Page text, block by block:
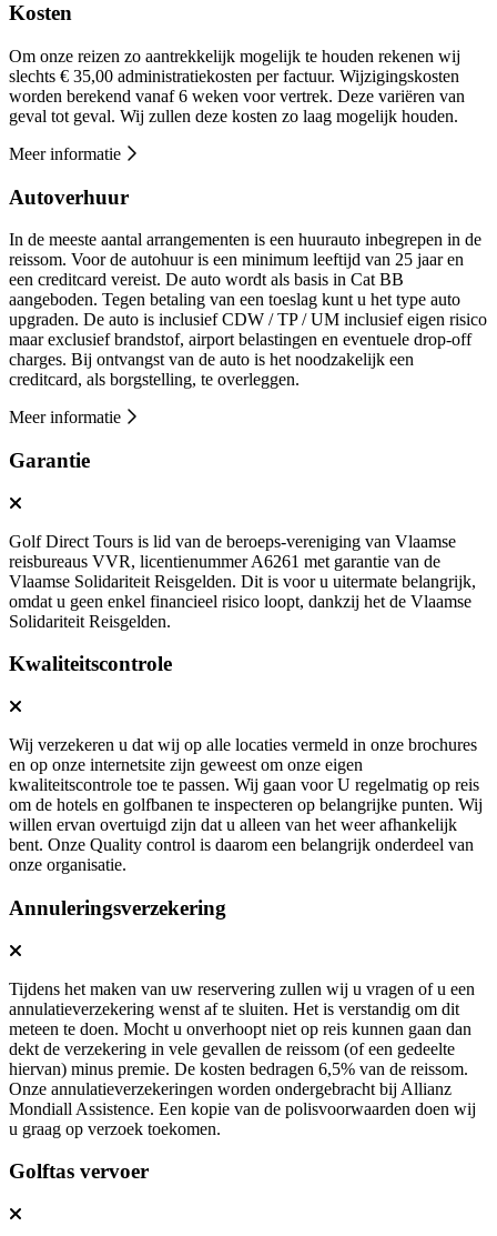
Kosten
Om onze reizen zo aantrekkelijk mogelijk te houden rekenen wij
slechts € 35,00 administratiekosten per factuur. Wijzigingskosten
worden berekend vanaf 6 weken voor vertrek. Deze variëren van
geval tot geval. Wij zullen deze kosten zo laag mogelijk houden.
Meer informatie
Autoverhuur
In de meeste aantal arrangementen is een huurauto inbegrepen in de
reissom. Voor de autohuur is een minimum leeftijd van 25 jaar en
een creditcard vereist. De auto wordt als basis in Cat BB
aangeboden. Tegen betaling van een toeslag kunt u het type auto
upgraden. De auto is inclusief CDW / TP / UM inclusief eigen risico
maar exclusief brandstof, airport belastingen en eventuele drop-off
charges. Bij ontvangst van de auto is het noodzakelijk een
creditcard, als borgstelling, te overleggen.
Meer informatie
Garantie
Golf Direct Tours is lid van de beroeps-vereniging van Vlaamse
reisbureaus VVR, licentienummer A6261 met garantie van de
Vlaamse Solidariteit Reisgelden. Dit is voor u uitermate belangrijk,
omdat u geen enkel financieel risico loopt, dankzij het de Vlaamse
Solidariteit Reisgelden.
Kwaliteitscontrole
Wij verzekeren u dat wij op alle locaties vermeld in onze brochures
en op onze internetsite zijn geweest om onze eigen
kwaliteitscontrole toe te passen. Wij gaan voor U regelmatig op reis
om de hotels en golfbanen te inspecteren op belangrijke punten. Wij
willen ervan overtuigd zijn dat u alleen van het weer afhankelijk
bent. Onze Quality control is daarom een belangrijk onderdeel van
onze organisatie.
Annuleringsverzekering
Tijdens het maken van uw reservering zullen wij u vragen of u een
annulatieverzekering wenst af te sluiten. Het is verstandig om dit
meteen te doen. Mocht u onverhoopt niet op reis kunnen gaan dan
dekt de verzekering in vele gevallen de reissom (of een gedeelte
hiervan) minus premie. De kosten bedragen 6,5% van de reissom.
Onze annulatieverzekeringen worden ondergebracht bij Allianz
Mondiall Assistence. Een kopie van de polisvoorwaarden doen wij
u graag op verzoek toekomen.
Golftas vervoer